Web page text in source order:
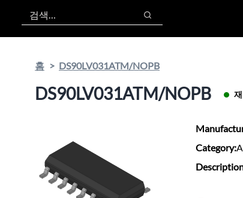
검색
검색
홈 DS90LV031ATM/NOPB
DS90LV031ATM/NOPB
Category: